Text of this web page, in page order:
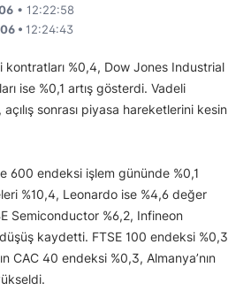
• 12:22:58
• 12:24:43
kontratları %0,4, Dow Jones Industrial
ise %0,1 artış gösterdi. Vadeli
sonrası piyasa hareketlerini kesin
600 endeksi işlem gününde %0,1
%10,4, Leonardo ise %4,6 değer
Semiconductor %6,2, Infineon
kaydetti. FTSE 100 endeksi %0,3
CAC 40 endeksi %0,3, Almanya’nın